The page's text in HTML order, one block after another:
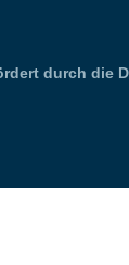
durch die